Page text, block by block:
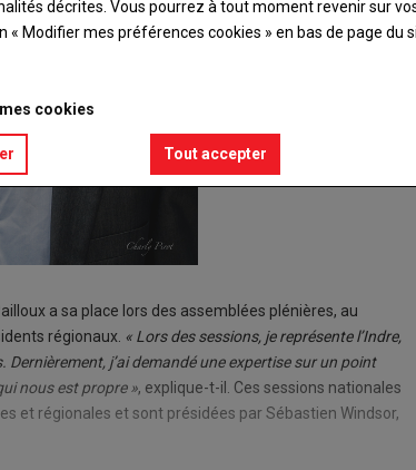
a sa place lors des assemblées plénières, au
régionaux. « Lors des sessions, je représente l’Indre,
j’ai demandé une expertise sur un point
nous est propre », explique-t-il. Ces sessions nationales
et régionales et sont présidées par Sébastien Windsor,
décrites. Vous pourrez à tout moment revenir sur
« Modifier mes préférences cookies » en bas de page du
cookies
Tout accepter